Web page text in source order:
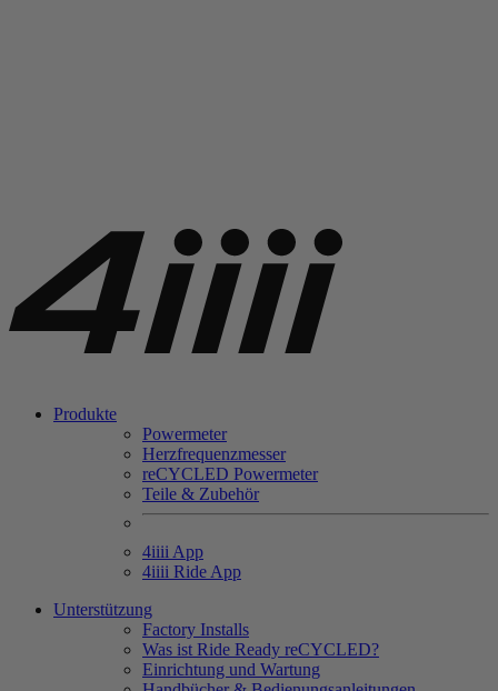
Produkte
Powermeter
Herzfrequenzmesser
reCYCLED Powermeter
Teile & Zubehör
4iiii App
4iiii Ride App
Unterstützung
Factory Installs
Was ist Ride Ready reCYCLED?
Einrichtung und Wartung